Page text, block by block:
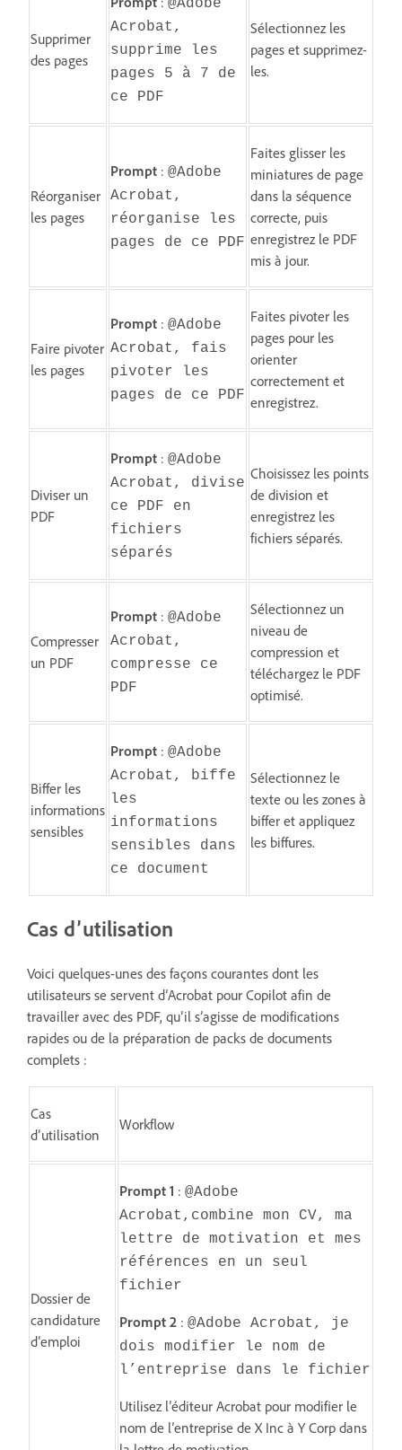
Supprimer
des pages
@Adobe
Acrobat,
supprime les
pages 5 à 7 de
ce PDF
Sélectionnez les
pages et supprimez-
les.
Réorganiser
les pages
Prompt : @Adobe
Acrobat,
réorganise les
pages de ce PDF
Faites glisser les
miniatures de page
dans la séquence
correcte, puis
enregistrez le PDF
mis à jour.
Faire pivoter
les pages
Prompt : @Adobe
Acrobat, fais
pivoter les
pages de ce PDF
Faites pivoter les
pages pour les
orienter
correctement et
enregistrez.
Diviser un
PDF
Prompt : @Adobe
Acrobat, divise
ce PDF en
fichiers
séparés
Choisissez les points
de division et
enregistrez les
fichiers séparés.
Compresser
un PDF
Prompt : @Adobe
Acrobat,
compresse ce
PDF
Sélectionnez un
niveau de
compression et
téléchargez le PDF
optimisé.
Biffer les
informations
sensibles
Prompt : @Adobe
Acrobat, biffe
les
informations
sensibles dans
ce document
Sélectionnez le
texte ou les zones à
biffer et appliquez
les biffures.
Cas d’utilisation
Voici quelques-unes des façons courantes dont les
utilisateurs se servent d’Acrobat pour Copilot afin de
travailler avec des PDF, qu’il s’agisse de modifications
rapides ou de la préparation de packs de documents
complets :
Cas
d’utilisation
Workflow
Dossier de
candidature
d’emploi
Prompt 1 : @Adobe
Acrobat,combine mon CV, ma
lettre de motivation et mes
références en un seul
fichier
Prompt 2 : @Adobe Acrobat, je
dois modifier le nom de
l’entreprise dans le fichier
Utilisez l’éditeur Acrobat pour modifier le
nom de l’entreprise de X Inc à Y Corp dans